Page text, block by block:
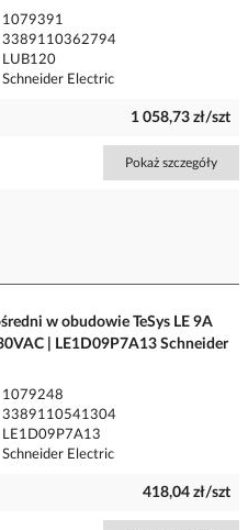
1079391
3389110362794
LUB120
Schneider Electric
1 058,73 zł/szt
Pokaż szczegóły
w obudowie TeSys LE 9A
| LE1D09P7A13 Schneider
1079248
3389110541304
LE1D09P7A13
Schneider Electric
418,04 zł/szt